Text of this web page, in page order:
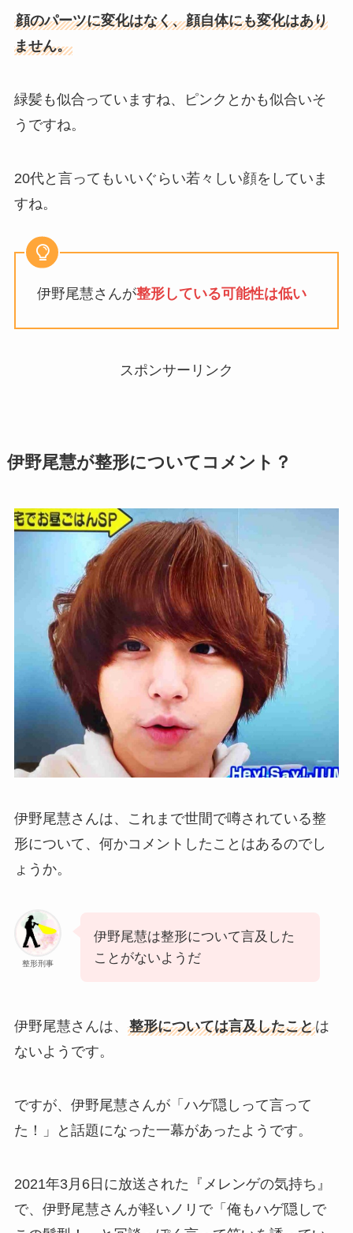
顔のパーツに変化はなく、顔自体にも変化はあり
ません。
緑髪も似合っていますね、ピンクとかも似合いそ
うですね。
20代と言ってもいいぐらい若々しい顔をしていま
すね。
伊野尾慧さんが整形している可能性は低い
スポンサーリンク
伊野尾慧が整形についてコメント？
伊野尾慧さんは、これまで世間で噂されている整
形について、何かコメントしたことはあるのでし
ょうか。
整形刑事
伊野尾慧は整形について言及した
ことがないようだ
伊野尾慧さんは、 整形については言及したことは
ないようです。
ですが、伊野尾慧さんが「ハゲ隠しって言って
た！」と話題になった一幕があったようです。
2021年3月6日に放送された『メレンゲの気持ち』
で、伊野尾慧さんが軽いノリで「俺もハゲ隠しで